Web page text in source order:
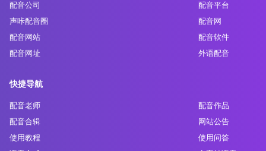
配音公司
配音平台
声咔配音圈
配音网
配音网站
配音软件
配音网址
外语配音
快捷导航
配音老师
配音作品
配音合辑
网站公告
使用教程
使用问答